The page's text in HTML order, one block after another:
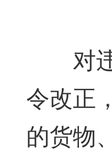
对违
令改正
的货物